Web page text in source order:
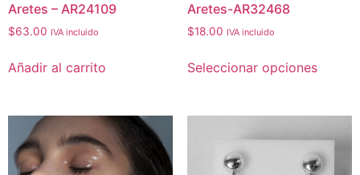
Aretes – AR24109
$63.00 IVA incluido
Añadir al carrito
Aretes-AR32468
$18.00 IVA incluido
Seleccionar opciones